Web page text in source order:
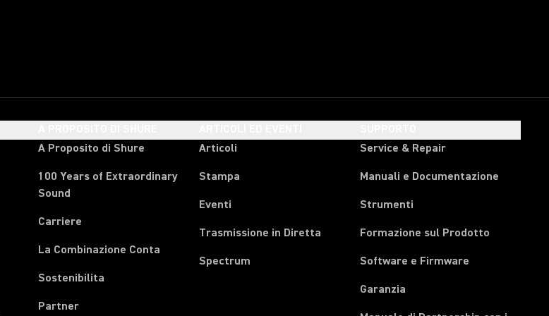
A Proposito di Shure
100 Years of Extraordinary
Sound
Carriere
La Combinazione Conta
Sostenibilita
Partner
Articoli
Stampa
Eventi
Trasmissione in Diretta
Spectrum
Service & Repair
Manuali e Documentazione
Strumenti
Formazione sul Prodotto
Software e Firmware
Garanzia